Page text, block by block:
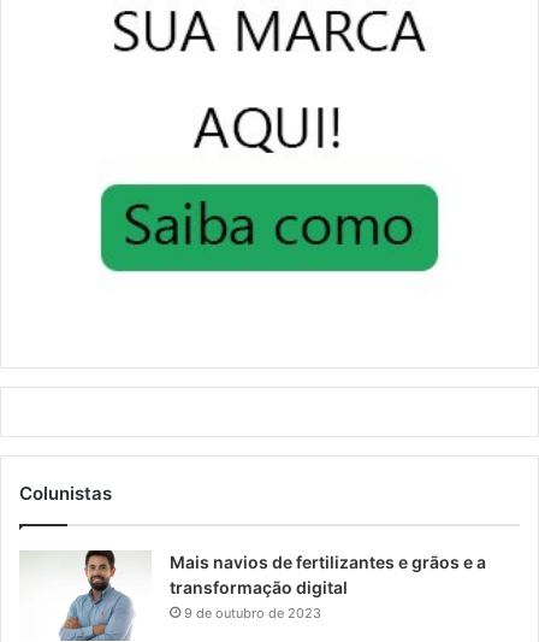
Colunistas
Mais navios de fertilizantes e grãos e a
transformação digital
9 de outubro de 2023